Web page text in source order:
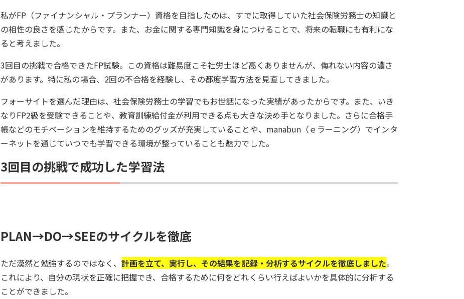
私がFP（ファイナンシャル・プランナー）資格を目指したのは、すでに取得していた社会保険労務士の知識と
の相性の良さを感じたからです。また、お金に関する専門知識を身につけることで、将来の転職にも有利にな
ると考えました。
3回目の挑戦で合格できたFP試験。この資格は難易度こそ社労士ほど高くありませんが、侮れない内容の濃さ
があります。特に私の場合、2回の不合格を経験し、その都度学習方法を見直してきました。
フォーサイトを選んだ理由は、社会保険労務士の学習でもお世話になった実績があったからです。また、いき
なりFP2級を受験できることや、教育訓練給付金が利用できる点も大きな決め手となりました。さらに合格手
帳などのモチベーションを維持するためのグッズが充実していることや、manabun（ｅラーニング）でインタ
ーネットを通じていつでも学習できる環境が整っていることも魅力でした。
3回目の挑戦で成功した学習法
PLAN→DO→SEEのサイクルを徹底
ただ漠然と勉強するのではなく、 計画を立て、実行し、その結果を記録・分析するサイクルを徹底しました。
これにより、自分の現状を正確に把握でき、合格するために何をどれくらい行えばよいかを具体的に分析する
ことができました。